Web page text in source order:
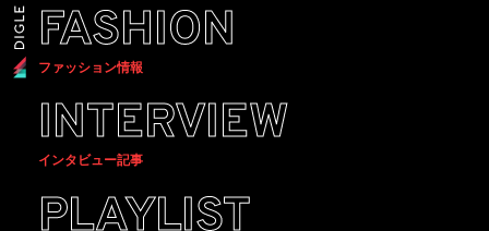
FASHION
ファッション情報
INTERVIEW
インタビュー記事
PLAYLIST